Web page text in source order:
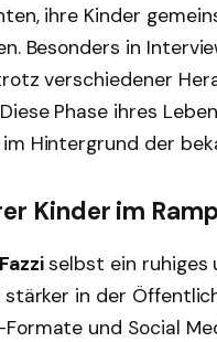
ihre Kinder
Besonders in
verschiedener
Phase ihres
Hintergrund der
Kinder im
selbst ein ruhiges
in der
und Social